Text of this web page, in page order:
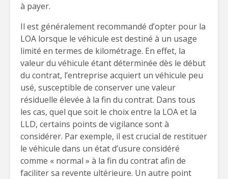
à payer.
Il est généralement recommandé d’opter pour la
LOA lorsque le véhicule est destiné à un usage
limité en termes de kilométrage. En effet, la
valeur du véhicule étant déterminée dès le début
du contrat, l’entreprise acquiert un véhicule peu
usé, susceptible de conserver une valeur
résiduelle élevée à la fin du contrat. Dans tous
les cas, quel que soit le choix entre la LOA et la
LLD, certains points de vigilance sont à
considérer. Par exemple, il est crucial de restituer
le véhicule dans un état d’usure considéré
comme « normal » à la fin du contrat afin de
faciliter sa revente ultérieure. Un autre point